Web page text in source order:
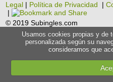
Legal | Política de Privacidad |
|
© 2019 Subingles.com
Usamos cookies propias y de
personalizada según su
consideramos que